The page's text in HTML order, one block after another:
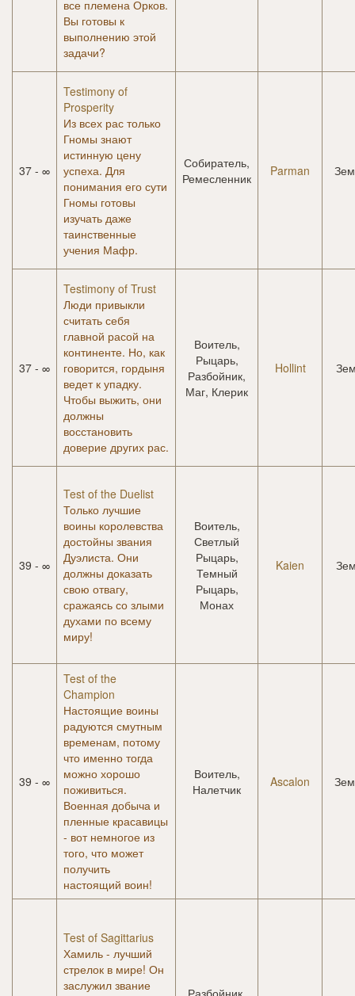
все племена Орков.
Вы готовы к
выполнению этой
задачи?
37 - ∞
Testimony of
Prosperity
Из всех рас только
Гномы знают
истинную цену
успеха. Для
понимания его сути
Гномы готовы
изучать даже
таинственные
учения Мафр.
Собиратель,
Ремесленник
Parman
37 - ∞
Testimony of Trust
Люди привыкли
считать себя
главной расой на
континенте. Но, как
говорится, гордыня
ведет к упадку.
Чтобы выжить, они
должны
восстановить
доверие других рас.
Воитель,
Рыцарь,
Разбойник,
Маг, Клерик
Hollint
39 - ∞
Test of the Duelist
Только лучшие
воины королевства
достойны звания
Дуэлиста. Они
должны доказать
свою отвагу,
сражаясь со злыми
духами по всему
миру!
Воитель,
Светлый
Рыцарь,
Темный
Рыцарь,
Монах
Kaien
39 - ∞
Test of the
Champion
Настоящие воины
радуются смутным
временам, потому
что именно тогда
можно хорошо
поживиться.
Военная добыча и
пленные красавицы
- вот немногое из
того, что может
получить
настоящий воин!
Воитель,
Налетчик
Ascalon
Test of Sagittarius
Хамиль - лучший
стрелок в мире! Он
заслужил звание